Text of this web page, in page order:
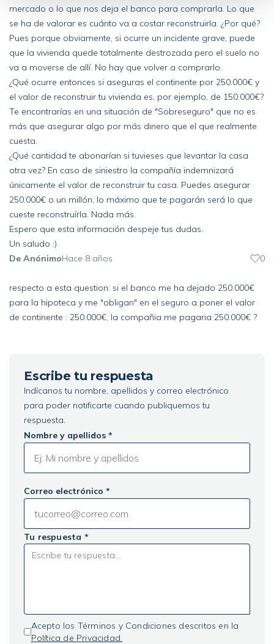
mercado o lo que nos deja el banco para comprarla. Lo que
se ha de valorar es cuánto va a costar reconstruirla. ¿Por qué?
Pues porque obviamente, si ocurre un incidente grave, puede
que la vivienda quede totalmente destrozada pero el suelo no
va a moverse de allí. No hay que volver a comprarlo.
¿Qué ocurre entonces si aseguras el continente por 250.000€ y
el valor de reconstruir tu vivienda es, por ejemplo, de 150.000€?
Te encontrarías en una situación de "Sobreseguro" que no es
más que asegurar algo por más dinero que el que realmente
cuesta.
¿Qué cantidad te abonarían si tuvieses que levantar la casa
otra vez? En caso de siniestro la compañía indemnizará
únicamente el valor de reconstruir tu casa. Puedes asegurar
250.000€ o un millón, lo máximo que te pagarán será lo que
cueste reconstruírla. Nada más.
Espero que esta información despeje tus dudas.
Un saludo :)
De AnónimoHace 8 años 0
respecto a esta question: si el banco me ha dejado 250.000€
para la hipoteca y me "obligan" en el seguro a poner el valor
de continente : 250.000€, la compañia me pagaria 250.000€ ?
Escribe tu respuesta
Indícanos tu nombre, apellidos y correo electrónico
para poder notificarte cuando publiquemos tu
respuesta.
Nombre y apellidos *
Correo electrónico *
Tu respuesta *
Acepto los Términos y Condiciones descritos en la
Política de Privacidad.